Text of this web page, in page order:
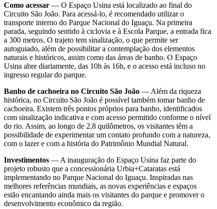
Como acessar — O Espaço Usina está localizado ao final do
Circuito São João. Para acessá-lo, é recomendado utilizar o
transporte interno do Parque Nacional do Iguaçu. Na primeira
parada, seguindo sentido à ciclovia e à Escola Parque, a entrada fica
a 300 metros. O trajeto tem sinalização, o que permite ser
autoguiado, além de possibilitar a contemplação dos elementos
naturais e históricos, assim como das áreas de banho. O Espaço
Usina abre diariamente, das 10h às 16h, e o acesso está incluso no
ingresso regular do parque.
Banho de cachoeira no Circuito São João — Além da riqueza
histórica, no Circuito São João é possível também tomar banho de
cachoeira. Existem três pontos próprios para banho, identificados
com sinalização indicativa e com acesso permitido conforme o nível
do rio. Assim, ao longo de 2,8 quilômetros, os visitantes têm a
possibilidade de experimentar um contato profundo com a natureza,
com o lazer e com a história do Patrimônio Mundial Natural.
Investimentos — A inauguração do Espaço Usina faz parte do
projeto robusto que a concessionária Urbia+Cataratas está
implementando no Parque Nacional do Iguaçu. Inspiradas nas
melhores referências mundiais, as novas experiências e espaços
estão encantando ainda mais os visitantes do parque e promover o
desenvolvimento econômico da região.